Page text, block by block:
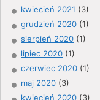
kwiecień 2021 (3)
grudzień 2020 (1)
sierpień 2020 (1)
lipiec 2020 (1)
czerwiec 2020 (1)
maj 2020 (3)
kwiecień 2020 (3)